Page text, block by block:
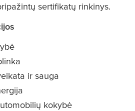
sertifikatų rinkinys.
ir sauga
kokybė